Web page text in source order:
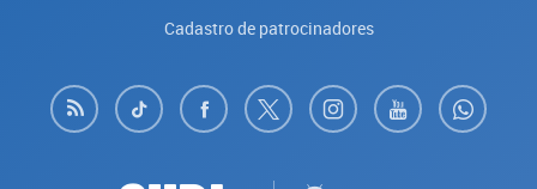
Cadastro de patrocinadores